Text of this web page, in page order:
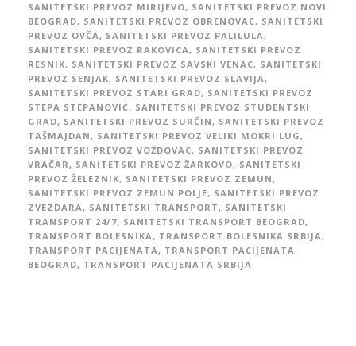
SANITETSKI PREVOZ MIRIJEVO, SANITETSKI PREVOZ NOVI
BEOGRAD, SANITETSKI PREVOZ OBRENOVAC, SANITETSKI
PREVOZ OVČA, SANITETSKI PREVOZ PALILULA,
SANITETSKI PREVOZ RAKOVICA, SANITETSKI PREVOZ
RESNIK, SANITETSKI PREVOZ SAVSKI VENAC, SANITETSKI
PREVOZ SENJAK, SANITETSKI PREVOZ SLAVIJA,
SANITETSKI PREVOZ STARI GRAD, SANITETSKI PREVOZ
STEPA STEPANOVIĆ, SANITETSKI PREVOZ STUDENTSKI
GRAD, SANITETSKI PREVOZ SURČIN, SANITETSKI PREVOZ
TAŠMAJDAN, SANITETSKI PREVOZ VELIKI MOKRI LUG,
SANITETSKI PREVOZ VOŽDOVAC, SANITETSKI PREVOZ
VRAČAR, SANITETSKI PREVOZ ŽARKOVO, SANITETSKI
PREVOZ ŽELEZNIK, SANITETSKI PREVOZ ZEMUN,
SANITETSKI PREVOZ ZEMUN POLJE, SANITETSKI PREVOZ
ZVEZDARA, SANITETSKI TRANSPORT, SANITETSKI
TRANSPORT 24/7, SANITETSKI TRANSPORT BEOGRAD,
TRANSPORT BOLESNIKA, TRANSPORT BOLESNIKA SRBIJA,
TRANSPORT PACIJENATA, TRANSPORT PACIJENATA
BEOGRAD, TRANSPORT PACIJENATA SRBIJA